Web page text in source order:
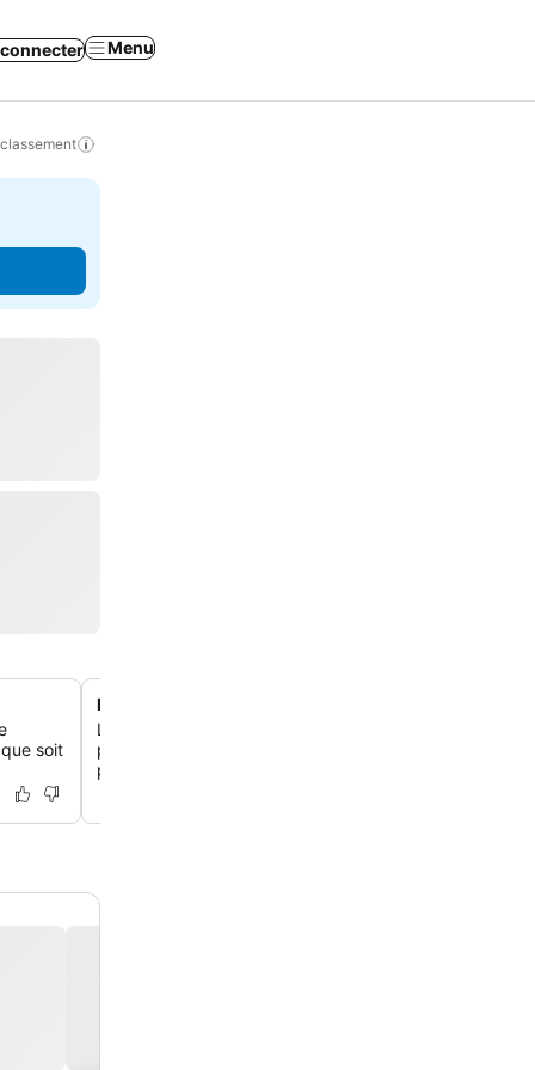
Menu
soit
Hébergement où les animaux sont les bienvenus
L'hôtel accueille les animaux de compagnie et propose
promenade spéciale avec des sacs, assurant un séjour
pour toi et tes compagnons à quatre pattes.